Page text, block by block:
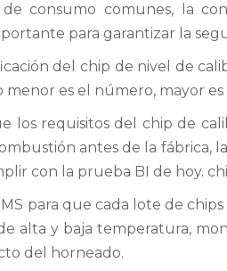
consumo comunes, la
para garantizar la
del chip de nivel de
es el número, mayor es
los requisitos del chip de
antes de la fábrica,
con la prueba BI de hoy.
para que cada lote de
alta y baja temperatura,
del horneado.